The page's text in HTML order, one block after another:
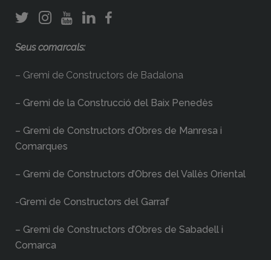
Seus comarcals:
– Gremi de Constructors de Badalona
– Gremi de la Construcció del Baix Penedès
– Gremi de Constructors d’Obres de Manresa i
Comarques
– Gremi de Constructors d’Obres del Vallès Oriental
-Gremi de Constructors del Garraf
– Gremi de Constructors d’Obres de Sabadell i
Comarca